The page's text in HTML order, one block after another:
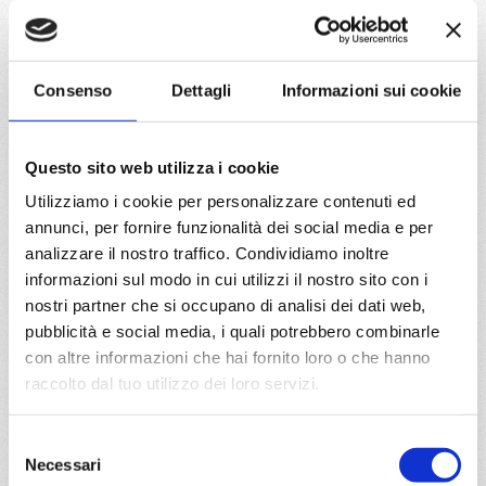
Consenso Dettagli Informazioni sui cookie
Questo sito web utilizza i cookie
Utilizziamo i cookie per personalizzare contenuti ed
annunci, per fornire funzionalità dei social media e per
analizzare il nostro traffico. Condividiamo inoltre
informazioni sul modo in cui utilizzi il nostro sito con i
nostri partner che si occupano di analisi dei dati web,
pubblicità e social media, i quali potrebbero combinarle
con altre informazioni che hai fornito loro o che hanno
raccolto dal tuo utilizzo dei loro servizi.
delNecessari
a partire da
€ 185
DETTAGLI
Mediterraneo4 giorni
Istanbul, Corfu, Bari